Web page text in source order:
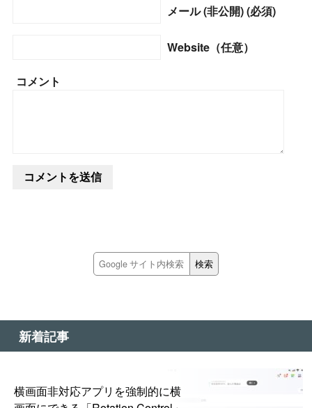
メール (非公開) (必須)
Website（任意）
コメント
新着記事
横画面非対応アプリを強制的に横